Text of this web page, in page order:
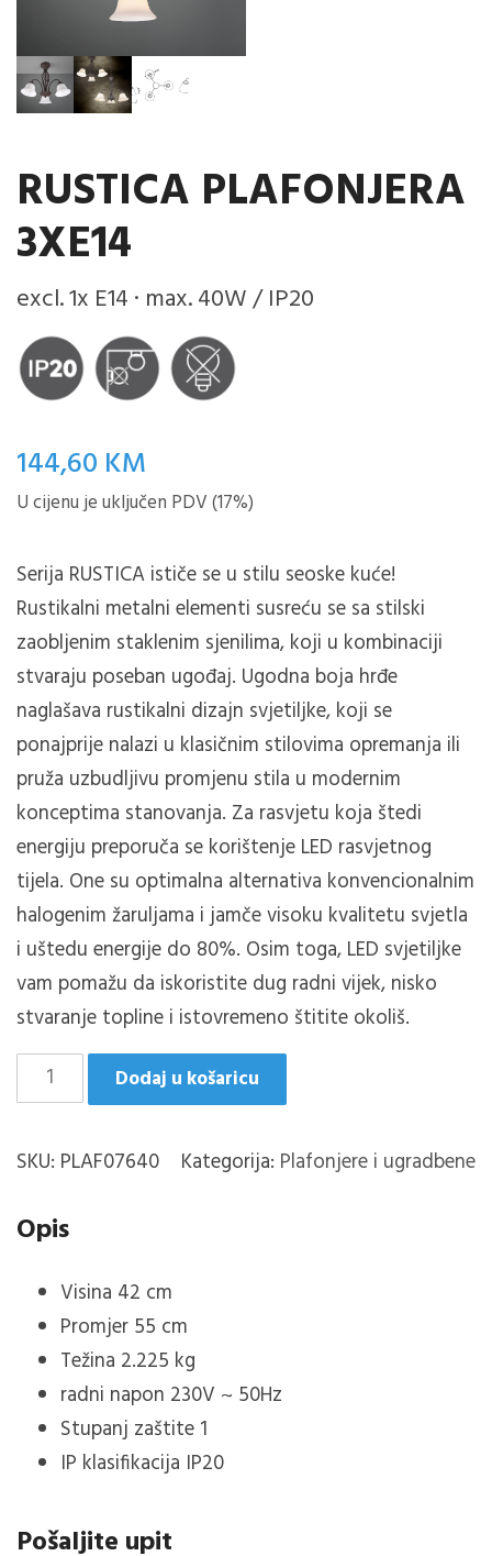
RUSTICA PLAFONJERA
3XE14
excl. 1x E14 · max. 40W / IP20
144,60 KM
U cijenu je uključen PDV (17%)
Serija RUSTICA ističe se u stilu seoske kuće!
Rustikalni metalni elementi susreću se sa stilski
zaobljenim staklenim sjenilima, koji u kombinaciji
stvaraju poseban ugođaj. Ugodna boja hrđe
naglašava rustikalni dizajn svjetiljke, koji se
ponajprije nalazi u klasičnim stilovima opremanja ili
pruža uzbudljivu promjenu stila u modernim
konceptima stanovanja. Za rasvjetu koja štedi
energiju preporuča se korištenje LED rasvjetnog
tijela. One su optimalna alternativa konvencionalnim
halogenim žaruljama i jamče visoku kvalitetu svjetla
i uštedu energije do 80%. Osim toga, LED svjetiljke
vam pomažu da iskoristite dug radni vijek, nisko
stvaranje topline i istovremeno štitite okoliš.
RUSTICA
PLAFONJERA
količina
Dodaj u košaricu
SKU: PLAF07640 Kategorija: Plafonjere i ugradbene
Opis
Visina 42 cm
Promjer 55 cm
Težina 2.225 kg
radni napon 230V ~ 50Hz
Stupanj zaštite 1
IP klasifikacija IP20
Pošaljite upit